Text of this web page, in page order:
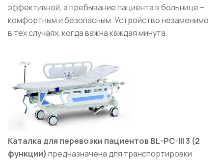
эффективной, а пребывание пациента в больнице –
комфортным и безопасным. Устройство незаменимо
в тех случаях, когда важна каждая минута.
Каталка для перевозки пациентов BL-PC-III 3 (2
функции) предназначена для транспортировки